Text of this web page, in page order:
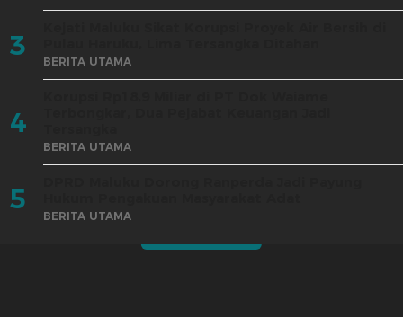
3 BERITA UTAMA
4
BERITA UTAMA
5
BERITA UTAMA